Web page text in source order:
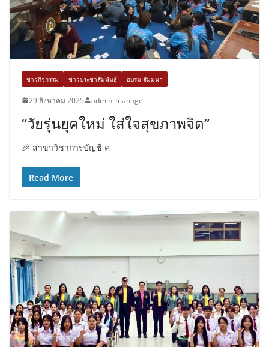
ข่าวกิจกรรม ข่าวประชาสัมพันธ์ อบรม สัมมนา
29 สิงหาคม 2025 admin_manage
“วัยรุ่นยุคใหม่ ใส่ใจสุขภาพจิต”
🎉 สาขาวิชาการบัญชี ค
Read More